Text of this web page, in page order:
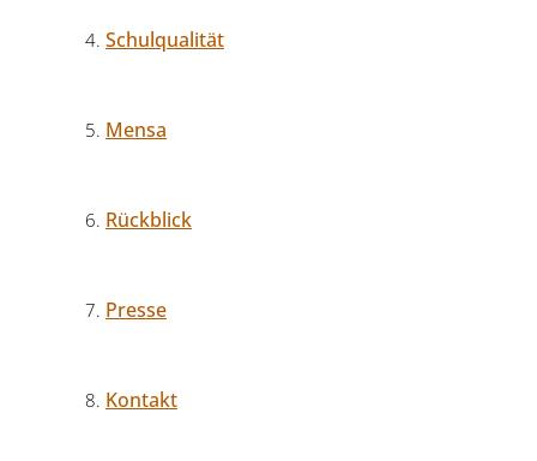
Schulqualität
Mensa
Rückblick
Presse
Kontakt